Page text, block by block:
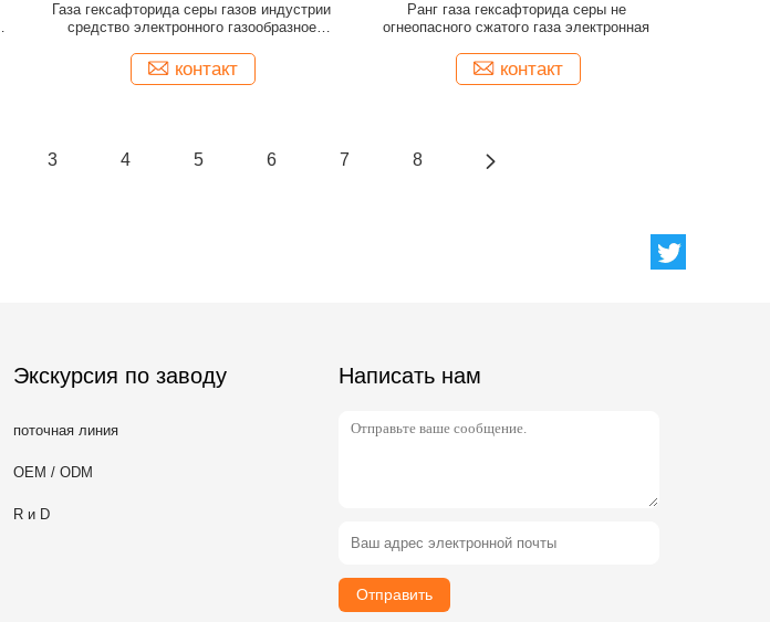
Газа гексафторида серы газов индустрии
средство электронного газообразное
контакт
Ранг газа гексафторида серы не
огнеопасного сжатого газа электронная
контакт
3 4 5 6 7 8
Экскурсия по заводу
поточная линия
OEM / ODM
R и D
Написать нам
Отправить